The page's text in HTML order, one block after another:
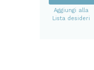
Aggiungi alla
Lista desideri